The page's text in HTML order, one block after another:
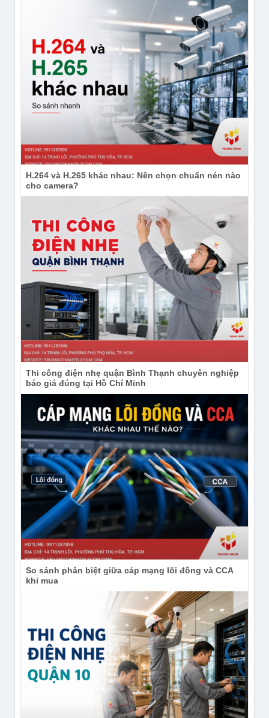
H.264 và H.265 khác nhau: Nên chọn chuẩn nén nào
cho camera?
Thi công điện nhẹ quận Bình Thạnh chuyên nghiệp
báo giá đúng tại Hồ Chí Minh
So sánh phân biệt giữa cáp mạng lõi đồng và CCA
khi mua